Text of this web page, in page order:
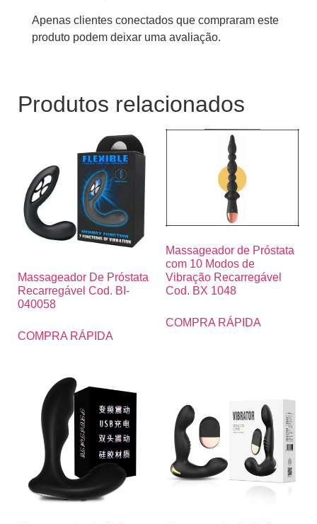
Apenas clientes conectados que compraram este
produto podem deixar uma avaliação.
Produtos relacionados
Massageador De Próstata
Recarregável Cod. BI-
040058
COMPRA RÁPIDA
Massageador de Próstata
com 10 Modos de
Vibração Recarregável
Cod. BX 1048
COMPRA RÁPIDA